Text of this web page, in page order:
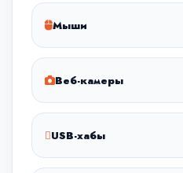
Мыши
Веб-камеры
USB-хабы